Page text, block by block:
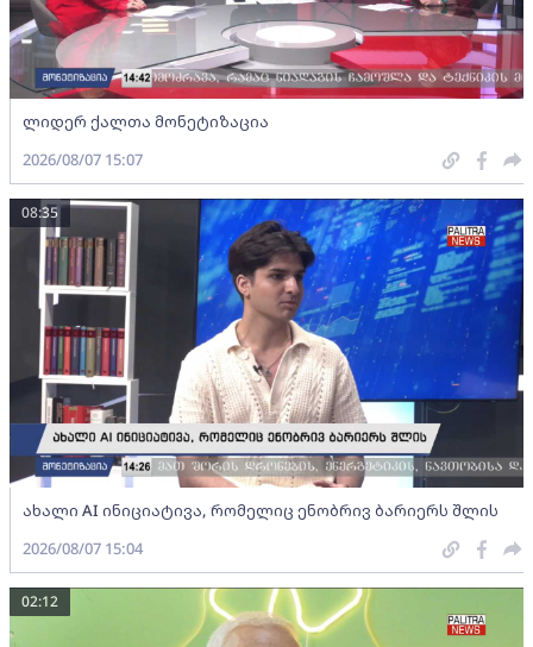
ლიდერ ქალთა მონეტიზაცია
2026/08/07 15:07
ახალი AI ინიციატივა, რომელიც ენობრივ ბარიერს შლის
08:35
2026/08/07 15:04
02:12